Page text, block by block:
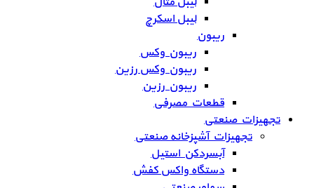
لیبل اسکرچ
ریبون
ریبون وکس
ریبون وکس رزین
ریبون رزین
قطعات مصرفی
تجهیزات صنعتی
تجهیزات آشپزخانه صنعتی
آبسردکن استیل
دستگاه واکس کفش